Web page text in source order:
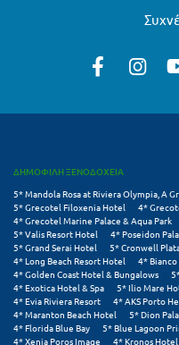
Λουτρά Υπάτης
Λουτράκι
Λούτσα
Μ
ΔΗΜΟΦΙΛΗ ΞΕΝΟΔΟΧΕΙΑ
5* Mandola Rosa at Riviera Olympia, A
5* Grecotel Filoxenia Hotel
4*
4* Grecotel Marine Palace & Aqua Park
5* Valis Resort Hotel
4* Poseidon
5* Grand Serai Hotel
5* Cronwell
4* Long Beach Resort Hotel
4*
4* Golden Coast Hotel & Bungalows
4* Exotica Hotel & Spa
5* Ilio Mare
4* Evia Riviera Resort
4* AKS Porto
4* Maranton Beach Hotel
5* Dion
4* Florida Blue Bay
5* Blue Lagoon
4* Xenia Poros Image
4* Kronos Hotel